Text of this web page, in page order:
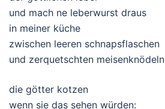
und mach ne leberwurst draus
in meiner küche
zwischen leeren schnapsflaschen
und zerquetschten meisenknödeln
die götter kotzen
wenn sie das sehen würden: